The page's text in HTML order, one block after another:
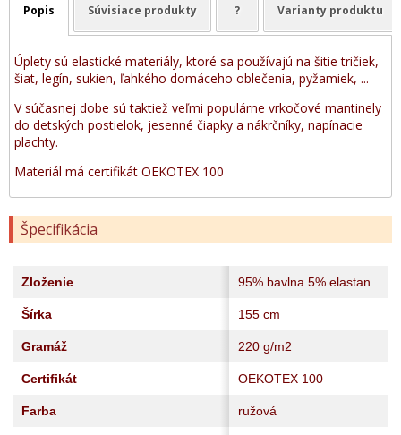
Popis Súvisiace produkty ? Varianty produktu
Úplety sú elastické materiály, ktoré sa používajú na šitie tričiek,
šiat, legín, sukien, ľahkého domáceho oblečenia, pyžamiek, ...
V súčasnej dobe sú taktiež veľmi populárne vrkočové mantinely
do detských postielok, jesenné čiapky a nákrčníky, napínacie
plachty.
Materiál má certifikát OEKOTEX 100
Špecifikácia
Zloženie 95% bavlna 5% elastan
Šírka 155 cm
Gramáž 220 g/m2
Certifikát OEKOTEX 100
Farba ružová